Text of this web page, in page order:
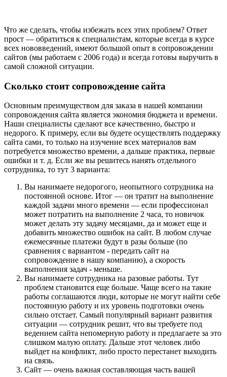
Что же сделать, чтобы избежать всех этих проблем? Ответ
прост — обратиться к специалистам, которые всегда в курсе
всех нововведений, имеют большой опыт в сопровождении
сайтов (мы работаем с 2006 года) и всегда готовы выручить в
самой сложной ситуации.
Сколько стоит сопровождение сайта
Основным преимуществом для заказа в нашей компании
сопровождения сайта является экономия бюджета и времени.
Наши специалисты сделают все качественно, быстро и
недорого. К примеру, если вы будете осуществлять поддержку
сайта сами, то только на изучение всех материалов вам
потребуется множество времени, а дальше практика, первые
ошибки и т. д. Если же вы решитесь нанять отдельного
сотрудника, то тут 3 варианта:
Вы нанимаете недорогого, неопытного сотрудника на
постоянной основе. Итог — он тратит на выполнение
каждой задачи много времени — если профессионал
может потратить на выполнение 2 часа, то новичок
может делать эту задачу месяцами, да и может еще и
добавить множество ошибок на сайт. В любом случае
ежемесячные платежи будут в разы больше (по
сравнения с вариантом - передать сайт на
сопровождение в нашу компанию), а скорость
выполнения задач - меньше.
Вы нанимаете сотрудника на разовые работы. Тут
проблем становится еще больше. Чаще всего на такие
работы соглашаются люди, которые не могут найти себе
постоянную работу и их уровень подготовки очень
сильно отстает. Самый популярный вариант развития
ситуации — сотрудник решит, что вы требуете под
ведением сайта непомерную работу и предлагаете за это
слишком малую оплату. Дальше этот человек либо
выйдет на конфликт, либо просто перестанет выходить
на связь.
Сайт — очень важная составляющая часть вашей